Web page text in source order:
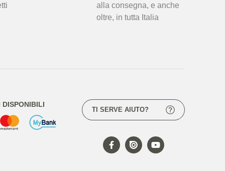
alla consegna, e anche
oltre, in tutta Italia
DISPONIBILI
TI SERVE AIUTO?